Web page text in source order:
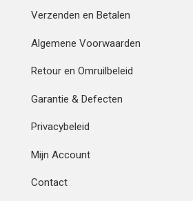
Verzenden en Betalen
Algemene Voorwaarden
Retour en Omruilbeleid
Garantie & Defecten
Privacybeleid
Mijn Account
Contact